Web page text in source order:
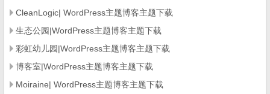
CleanLogic| WordPress主题博客主题下载
生态公园|WordPress主题博客主题下载
彩虹幼儿园|WordPress主题博客主题下载
博客室|WordPress主题博客主题下载
Moiraine| WordPress主题博客主题下载